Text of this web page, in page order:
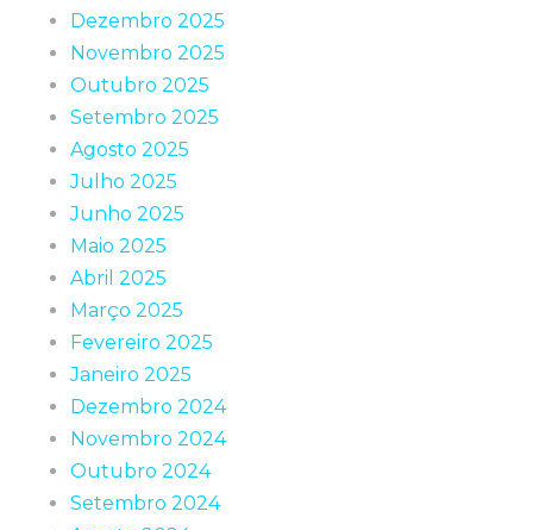
Dezembro 2025
Novembro 2025
Outubro 2025
Setembro 2025
Agosto 2025
Julho 2025
Junho 2025
Maio 2025
Abril 2025
Março 2025
Fevereiro 2025
Janeiro 2025
Dezembro 2024
Novembro 2024
Outubro 2024
Setembro 2024